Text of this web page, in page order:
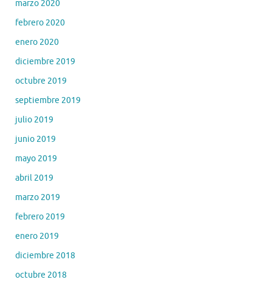
marzo 2020
febrero 2020
enero 2020
diciembre 2019
octubre 2019
septiembre 2019
julio 2019
junio 2019
mayo 2019
abril 2019
marzo 2019
febrero 2019
enero 2019
diciembre 2018
octubre 2018